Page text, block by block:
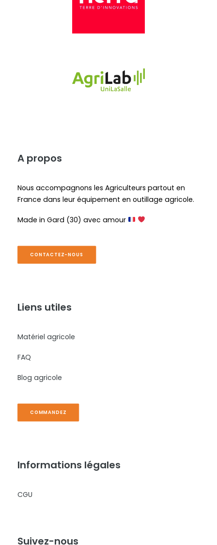
A propos
Nous accompagnons les Agriculteurs partout en
France dans leur équipement en outillage agricole.
Made in Gard (30) avec amour
CONTACTEZ-NOUS
Liens utiles
Matériel agricole
FAQ
Blog agricole
COMMANDEZ
Informations légales
CGU
Suivez-nous